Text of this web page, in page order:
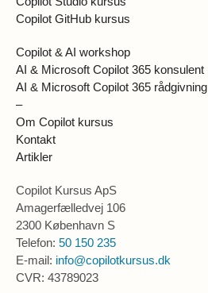
Copilot GitHub kursus
Copilot & AI workshop
AI & Microsoft Copilot 365 konsulent
AI & Microsoft Copilot 365 rådgivning
–
Om Copilot kursus
Kontakt
Artikler
Copilot Kursus ApS
Amagerfælledvej 106
2300 København S
Telefon: 50 150 235
E-mail: info@copilotkursus.dk
CVR: 43789023